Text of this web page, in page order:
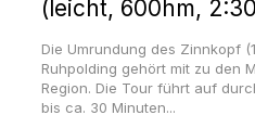
(leicht, 600hm,
Die Umrundung des Zinnkopf
Ruhpolding gehört mit zu den
Region. Die Tour führt auf
bis ca. 30 Minuten...